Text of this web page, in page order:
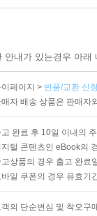
내가 있는경우 아
이페이지 > 반품/교환 신
매자 배송 상품은 판매자
고 완료 후 10일 이내의
지털 콘텐츠인 eBook의
고상품의 경우 출고 완료
바일 쿠폰의 경우 유효기
객의 단순변심 및 착오구